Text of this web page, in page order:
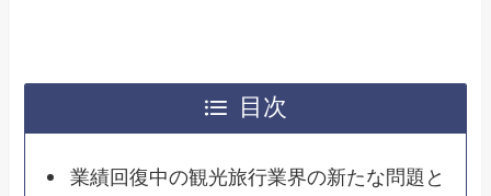
目次
業績回復中の観光旅行業界の新たな問題と